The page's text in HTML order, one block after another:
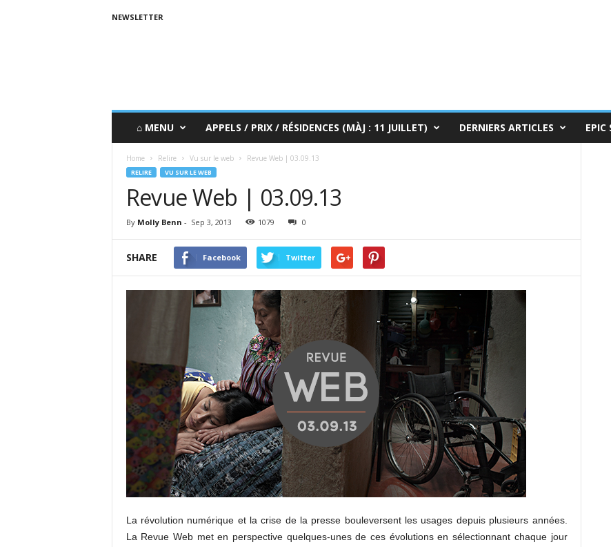
NEWSLETTER
⌂ MENU APPELS / PRIX / RÉSIDENCES (MÀJ : 11 JUILLET) DERNIERS ARTICLES EPIC
Home Relire Vu sur le web Revue Web | 03.09.13
RELIRE VU SUR LE WEB
Revue Web | 03.09.13
By Molly Benn - Sep 3, 2013 1079 0
SHARE Facebook Twitter
La révolution numérique et la crise de la presse bouleversent les usages depuis plusieurs années.
La Revue Web met en perspective quelques-unes de ces évolutions en sélectionnant chaque jour